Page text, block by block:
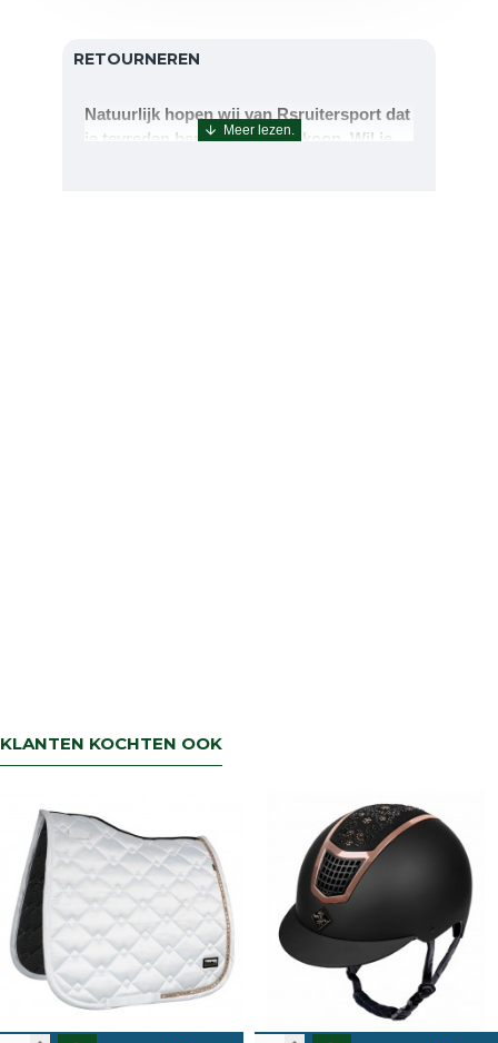
RETOURNEREN
Natuurlijk hopen wij van Rsruitersport dat
je tevreden bent met uw aankoop. Wil je
KLANTEN KOCHTEN OOK